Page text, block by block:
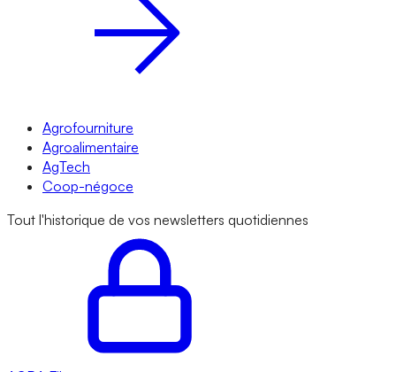
Agrofourniture
Agroalimentaire
AgTech
Coop-négoce
Tout l'historique de vos newsletters quotidiennes